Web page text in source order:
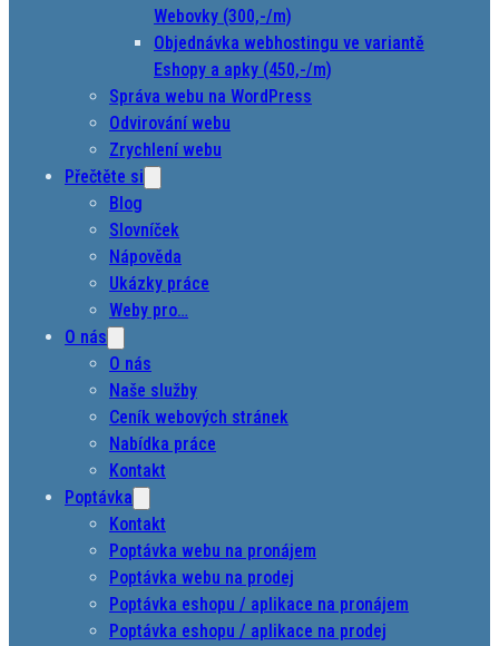
Webovky (300,-/m)
Objednávka webhostingu ve variantě
Eshopy a apky (450,-/m)
Správa webu na WordPress
Odvirování webu
Zrychlení webu
Přečtěte si
Blog
Slovníček
Nápověda
Ukázky práce
Weby pro…
O nás
O nás
Naše služby
Ceník webových stránek
Nabídka práce
Kontakt
Poptávka
Kontakt
Poptávka webu na pronájem
Poptávka webu na prodej
Poptávka eshopu / aplikace na pronájem
Poptávka eshopu / aplikace na prodej